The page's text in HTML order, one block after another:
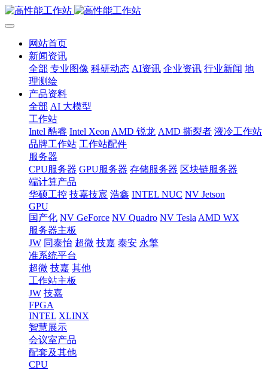
网站首页
新闻资讯
全部 专业图像 科研动态 AI资讯 企业资讯 行业新闻 地
理测绘
产品资料
全部 AI 大模型
工作站
Intel 酷睿 Intel Xeon AMD 锐龙 AMD 撕裂者 液冷工作站
品牌工作站 工作站配件
服务器
CPU服务器 GPU服务器 存储服务器 区块链服务器
端计算产品
华硕工控 技嘉技宸 浩鑫 INTEL NUC NV Jetson
GPU
国产化 NV GeForce NV Quadro NV Tesla AMD WX
服务器主板
JW 同泰怡 超微 技嘉 泰安 永擎
准系统平台
超微 技嘉 其他
工作站主板
JW 技嘉
FPGA
INTEL XLINX
智慧展示
会议室产品
配套及其他
CPU